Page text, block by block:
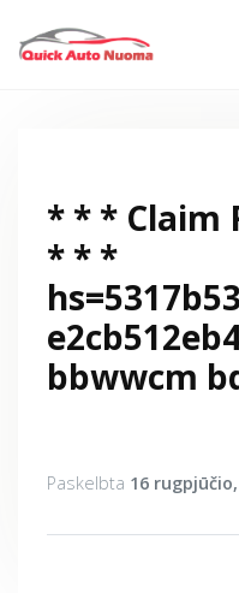
* * * Claim
* * *
bbwwcm
Paskelbta 16